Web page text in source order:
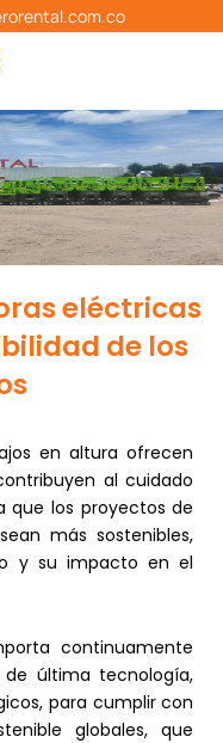
eléctricas
de los
en altura ofrecen
al cuidado
que los proyectos de
más sostenibles,
y su impacto en el
continuamente
última tecnología,
para cumplir con
globales, que